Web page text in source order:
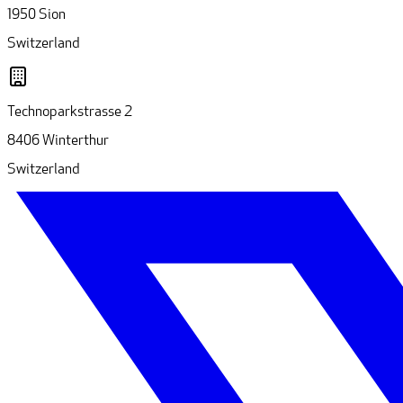
1950 Sion
Switzerland
Technoparkstrasse 2
8406 Winterthur
Switzerland